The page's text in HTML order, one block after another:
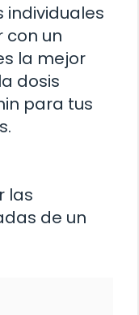
individuales
con un
la mejor
dosis
para tus
las
de un